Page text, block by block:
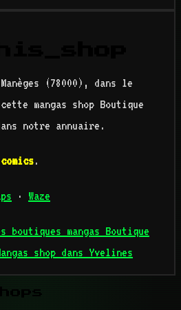
(78000), dans le
mangas shop Boutique
notre annuaire.
.
· Waze
boutiques mangas Boutique
shop dans Yvelines